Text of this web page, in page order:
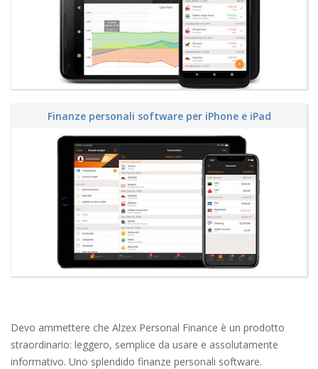
Finanze personali software per iPhone e iPad
Devo ammettere che Alzex Personal Finance è un prodotto
straordinario: leggero, semplice da usare e assolutamente
informativo. Uno splendido finanze personali software.